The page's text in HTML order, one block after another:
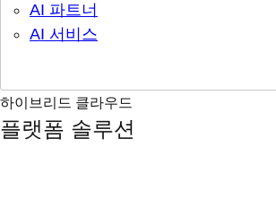
AI 파트너
AI 서비스
하이브리드 클라우드
플랫폼 솔루션